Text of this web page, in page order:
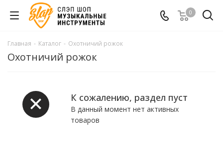
0
Главная - Каталог - Охотничий рожок
Охотничий рожок
К сожалению, раздел пуст
В данный момент нет активных
товаров